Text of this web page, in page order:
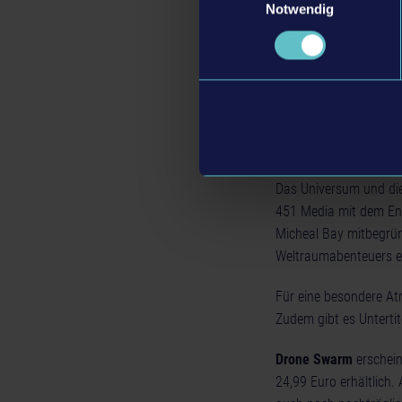
Notwendig
Begleitet wird das
Im Jahr 2118 liegt
angegriffen und
der Menschen
Das Universum und
451 Media mit dem
Micheal Bay
Weltraumabenteuers
Für eine besondere
Zudem gibt es
Drone Swarm
24,99 Euro erhältlich.